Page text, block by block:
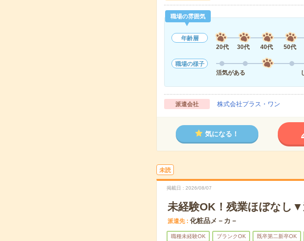
職場の雰囲気
年齢層
20代
30代 40代 50代
職場の様子
活気がある
派遣会社 株式会社プラス・ワン
気になる！
未読
掲載日 2026/08/07
未経験OK！残業ほぼなし
派遣先 化粧品メ－カ－
職種未経験OK ブランクOK 既卒第二新卒OK